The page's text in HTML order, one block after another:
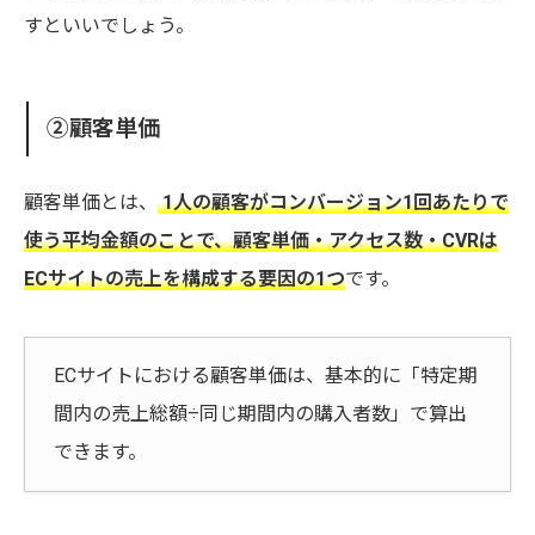
すといいでしょう。
②顧客単価
顧客単価とは、 1人の顧客がコンバージョン1回あたりで
使う平均金額のことで、顧客単価・アクセス数・CVRは
ECサイトの売上を構成する要因の1つです。
ECサイトにおける顧客単価は、基本的に「特定期
間内の売上総額÷同じ期間内の購入者数」で算出
できます。